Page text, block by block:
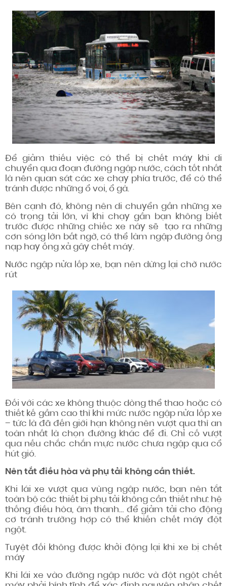
Để giảm thiếu việc có thể bị chết máy khi di
chuyển qua đoạn đường ngập nước, cách tốt nhất
là nên quan sát các xe chạy phía trước, để có thể
tránh được những ổ voi, ổ gà.
Bên cạnh đó, không nên di chuyển gần những xe
có trọng tải lớn, vì khi chạy gần bạn không biết
trước được những chiếc xe này sẽ tạo ra những
cơn sóng lớn bất ngờ, có thể làm ngập đường ống
nạp hay ống xả gây chết máy.
Nước ngập nửa lốp xe, bạn nên dừng lại chờ nước
rút
Đối với các xe không thuộc dòng thể thao hoặc có
thiết kế gầm cao thì khi mức nước ngập nửa lốp xe
– tức là đã đến giới hạn không nên vượt qua thì an
toàn nhất là chọn đường khác để đi. Chỉ cố vượt
qua nếu chắc chắn mực nước chưa ngập qua cổ
hút gió.
Nên tắt điều hòa và phụ tải không cần thiết.
Khi lái xe vượt qua vùng ngập nước, bạn nên tắt
toàn bộ các thiết bị phụ tải không cần thiết như: hệ
thống điều hòa, âm thanh… để giảm tải cho động
cơ tránh trường hợp có thể khiến chết máy đột
ngột.
Tuyệt đối không được khởi động lại khi xe bị chết
máy
Khi lái xe vào đường ngập nước và đột ngột chết